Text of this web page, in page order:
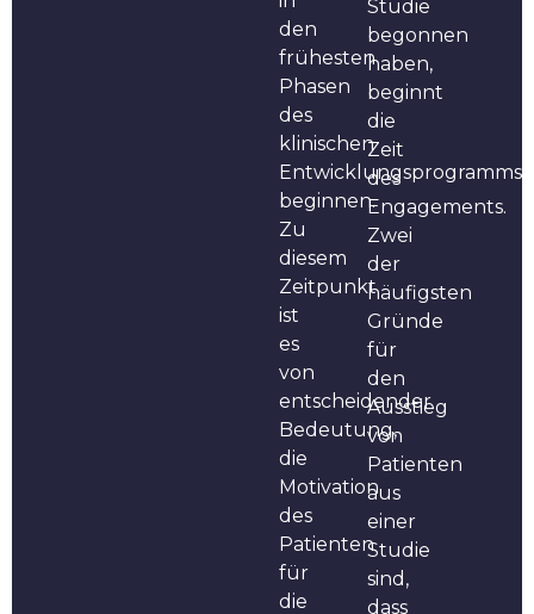
den
frühesten
Phasen
des
klinischen
Entwicklungsprogramms
beginnen.
Zu
diesem
Zeitpunkt
ist
es
von
entscheidender
Bedeutung,
die
Motivation
des
Patienten
für
die
Studie
begonnen
haben,
beginnt
die
Zeit
des
Engagements.
Zwei
der
häufigsten
Gründe
für
den
Ausstieg
von
Patienten
aus
einer
Studie
sind,
dass